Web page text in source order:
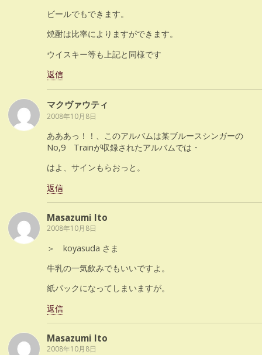
ビールでもできます。
焼酎は比率によりますができます。
ウイスキー等も上記と同様です
返信
マクヴァウティ
2008年10月8日
あああっ！！、このアルバムは某ブルースシンガーの
No,9 Trainが収録されたアルバムでは・
はよ、サインもらおっと。
返信
Masazumi Ito
2008年10月8日
＞ koyasuda さま
牛乳の一気飲みでもいいですよ。
紙パックになってしまいますが。
返信
Masazumi Ito
2008年10月8日